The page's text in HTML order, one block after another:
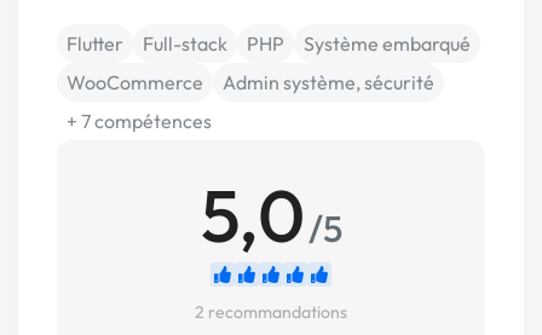
Flutter Full-stack PHP
Système embarqué
WooCommerce
Admin système, sécurité
+ 7 compétences
5,0/5
2 recommandations